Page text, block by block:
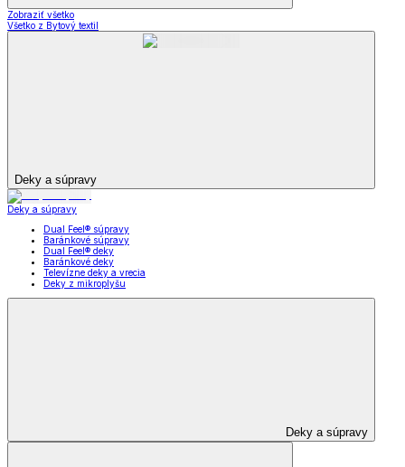
Zobraziť všetko
Všetko z Bytový textil
Deky a súpravy
Deky a súpravy
Dual Feel® súpravy
Baránkové súpravy
Dual Feel® deky
Baránkové deky
Televízne deky a vrecia
Deky z mikroplyšu
Deky a súpravy